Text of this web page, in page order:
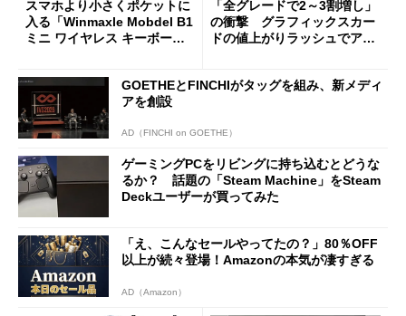
スマホより小さくポケットに
入る「Winmaxle Mobdel B1
ミニ ワイヤレス キーボー
「全グレードで2～3割増し」
の衝撃 グラフィックスカー
ドの値上がりラッシュでアキ
GOETHEとFINCHIがタッグを組み、新メディ
アを創設
AD（FINCHI on GOETHE）
ゲーミングPCをリビングに持ち込むとどうな
るか？ 話題の「Steam Machine」をSteam
Deckユーザーが買ってみた
「え、こんなセールやってたの？」80％OFF
以上が続々登場！Amazonの本気が凄すぎる
AD（Amazon）